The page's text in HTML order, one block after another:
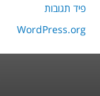
פיד תגובות
WordPress.org